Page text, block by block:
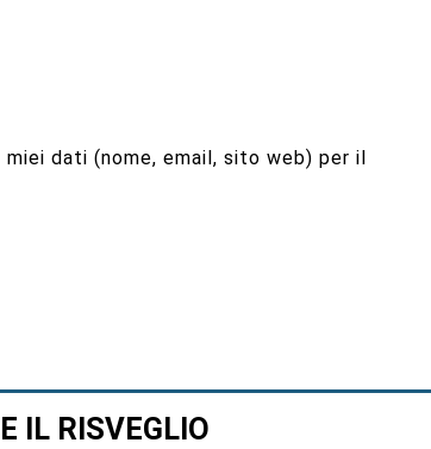
dati (nome, email, sito web) per il
IL RISVEGLIO